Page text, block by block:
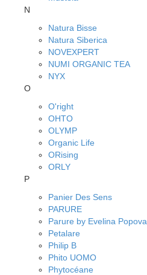
N
Natura Bisse
Natura Siberica
NOVEXPERT
NUMI ORGANIC TEA
NYX
O
O'right
OHTO
OLYMP
Organic Life
ORising
ORLY
P
Panier Des Sens
PARURE
Parure by Evelina Popova
Petalare
Philip B
Phito UOMO
Phytocéane